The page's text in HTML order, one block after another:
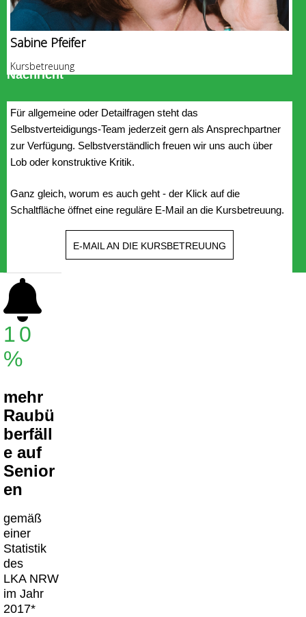
Sabine Pfeifer
Kursbetreuung
Nachricht
Für allgemeine oder Detailfragen steht das
Selbstverteidigungs-Team jederzeit gern als Ansprechpartner
zur Verfügung. Selbstverständlich freuen wir uns auch über
Lob oder konstruktive Kritik.
Ganz gleich, worum es auch geht - der Klick auf die
Schaltfläche öffnet eine reguläre E-Mail an die Kursbetreuung.
E-MAIL AN DIE KURSBETREUUNG
10
%
mehr
Raubü
berfäll
e auf
Senior
en
gemäß
einer
Statistik
des
LKA NRW
im Jahr
2017*